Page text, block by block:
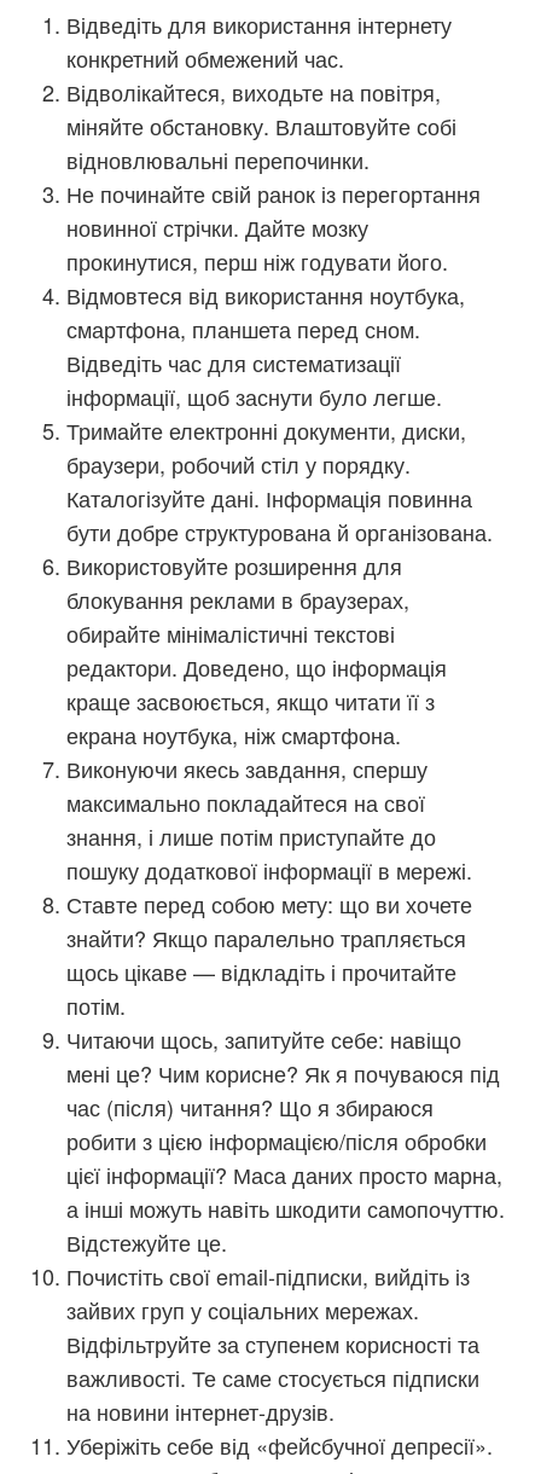
Відведіть для використання інтернету
конкретний обмежений час.
Відволікайтеся, виходьте на повітря,
міняйте обстановку. Влаштовуйте собі
відновлювальні перепочинки.
Не починайте свій ранок із перегортання
новинної стрічки. Дайте мозку
прокинутися, перш ніж годувати його.
Відмовтеся від використання ноутбука,
смартфона, планшета перед сном.
Відведіть час для систематизації
інформації, щоб заснути було легше.
Тримайте електронні документи, диски,
браузери, робочий стіл у порядку.
Каталогізуйте дані. Інформація повинна
бути добре структурована й організована.
Використовуйте розширення для
блокування реклами в браузерах,
обирайте мінімалістичні текстові
редактори. Доведено, що інформація
краще засвоюється, якщо читати її з
екрана ноутбука, ніж смартфона.
Виконуючи якесь завдання, спершу
максимально покладайтеся на свої
знання, і лише потім приступайте до
пошуку додаткової інформації в мережі.
Ставте перед собою мету: що ви хочете
знайти? Якщо паралельно трапляється
щось цікаве — відкладіть і прочитайте
потім.
Читаючи щось, запитуйте себе: навіщо
мені це? Чим корисне? Як я почуваюся під
час (після) читання? Що я збираюся
робити з цією інформацією/після обробки
цієї інформації? Маса даних просто марна,
а інші можуть навіть шкодити самопочуттю.
Відстежуйте це.
Почистіть свої email-підписки, вийдіть із
зайвих груп у соціальних мережах.
Відфільтруйте за ступенем корисності та
важливості. Те саме стосується підписки
на новини інтернет-друзів.
Уберіжіть себе від «фейсбучної депресії».